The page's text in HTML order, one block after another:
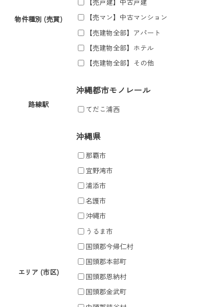
物件種別 (売買)
【売戸建】中古戸建
【売マン】中古マンション
【売建物全部】アパート
【売建物全部】ホテル
【売建物全部】その他
路線駅
沖縄都市モノレール
てだこ浦西
エリア (市区)
沖縄県
那覇市
宜野湾市
浦添市
名護市
沖縄市
うるま市
国頭郡今帰仁村
国頭郡本部町
国頭郡恩納村
国頭郡金武町